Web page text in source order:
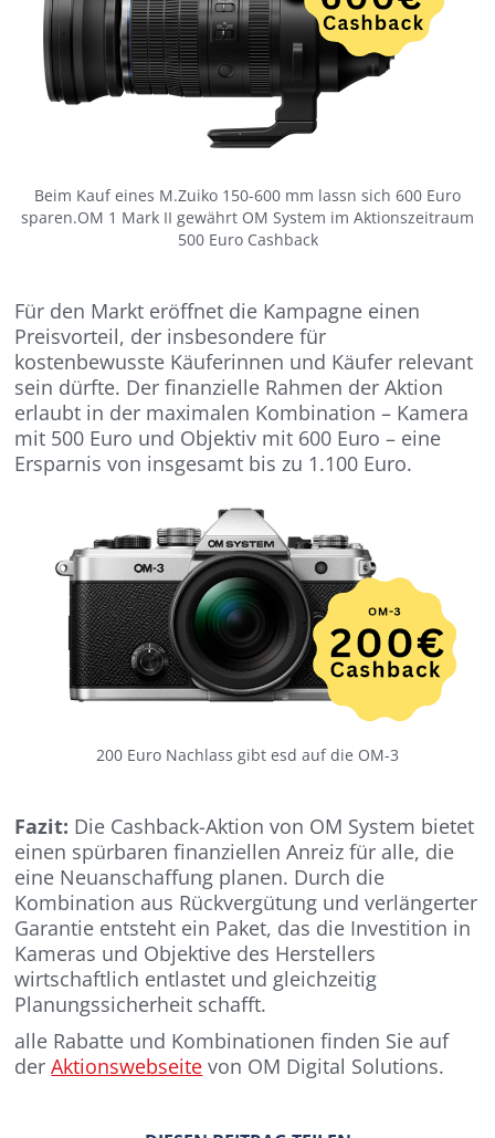
Beim Kauf eines M.Zuiko 150-600 mm lassn sich 600 Euro
sparen.OM 1 Mark II gewährt OM System im Aktionszeitraum
500 Euro Cashback
Für den Markt eröffnet die Kampagne einen
Preisvorteil, der insbesondere für
kostenbewusste Käuferinnen und Käufer relevant
sein dürfte. Der finanzielle Rahmen der Aktion
erlaubt in der maximalen Kombination – Kamera
mit 500 Euro und Objektiv mit 600 Euro – eine
Ersparnis von insgesamt bis zu 1.100 Euro.
200 Euro Nachlass gibt esd auf die OM-3
Fazit: Die Cashback-Aktion von OM System bietet
einen spürbaren finanziellen Anreiz für alle, die
eine Neuanschaffung planen. Durch die
Kombination aus Rückvergütung und verlängerter
Garantie entsteht ein Paket, das die Investition in
Kameras und Objektive des Herstellers
wirtschaftlich entlastet und gleichzeitig
Planungssicherheit schafft.
alle Rabatte und Kombinationen finden Sie auf
derAktionswebseite von OM Digital Solutions.